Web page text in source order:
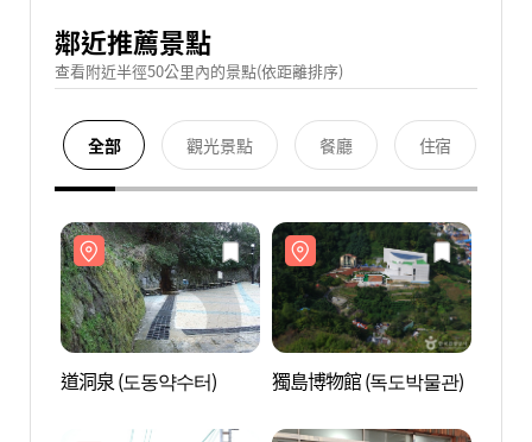
鄰近推薦景點
查看附近半徑50公里內的景點(依距離排序)
全部 觀光景點 餐廳 住宿
道洞泉 (도동약수터) 獨島博物館 (독도박물관)